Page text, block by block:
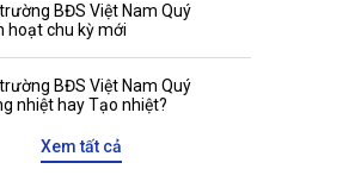
BĐS Việt Nam Quý
hoạt chu kỳ mới
BĐS Việt Nam Quý
nhiệt hay Tạo nhiệt?
Xem tất cả